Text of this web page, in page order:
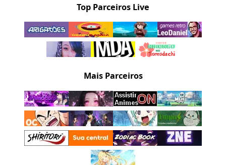
Top Parceiros Live
Mais Parceiros